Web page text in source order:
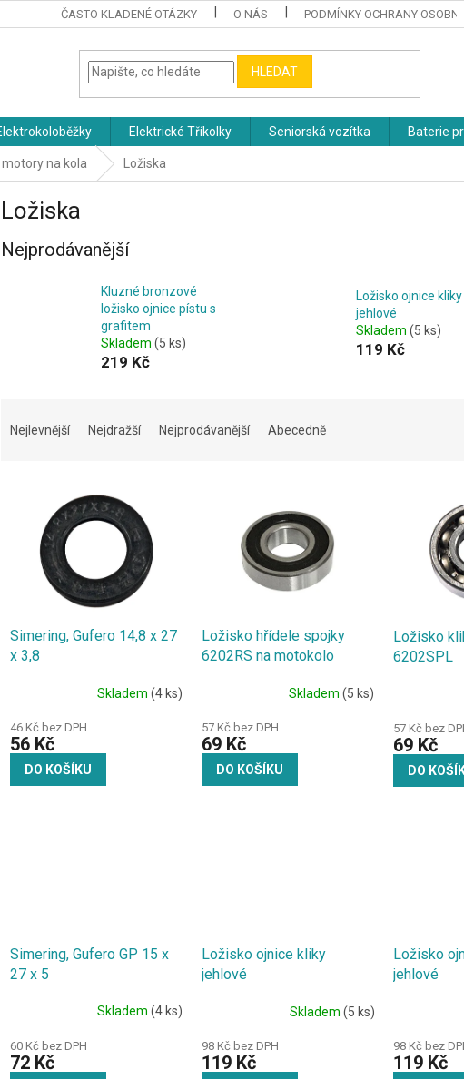
ČASTO KLADENÉ OTÁZKY O NÁS PODMÍNKY OCHRANY
HLEDAT
Elektrické Tříkolky Seniorská vozítka Baterie
motory na kola Ložiska
Ložiska
Nejprodávanější
Kluzné bronzové
ložisko ojnice pístu s
grafitem
Skladem (5 ks)
219 Kč
Ložisko ojnice kliky
jehlové
Skladem (5 ks)
119 Kč
Nejlevnější Nejdražší Nejprodávanější Abecedně
oSimering, Gufero 14,8 x 27
x 3,8
Skladem (4 ks)
46 Kč bez DPH
56 Kč
DO KOŠÍKU
Ložisko hřídele spojky
6202RS na motokolo
Skladem (5 ks)
57 Kč bez DPH
69 Kč
DO KOŠÍKU
Ložisko
6202SPL
57 Kč bez
69 Kč
DO
Simering, Gufero GP 15 x
27 x 5
Skladem (4 ks)
60 Kč bez DPH
72 Kč
Ložisko ojnice kliky
jehlové
Skladem (5 ks)
98 Kč bez DPH
119 Kč
Ložisko
jehlové
98 Kč bez
119 Kč